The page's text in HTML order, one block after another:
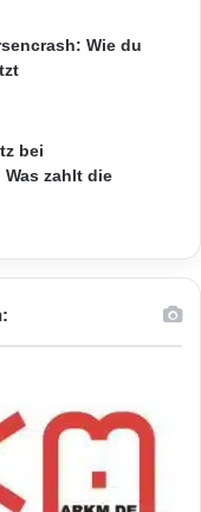
Wie du
bei
zahlt die